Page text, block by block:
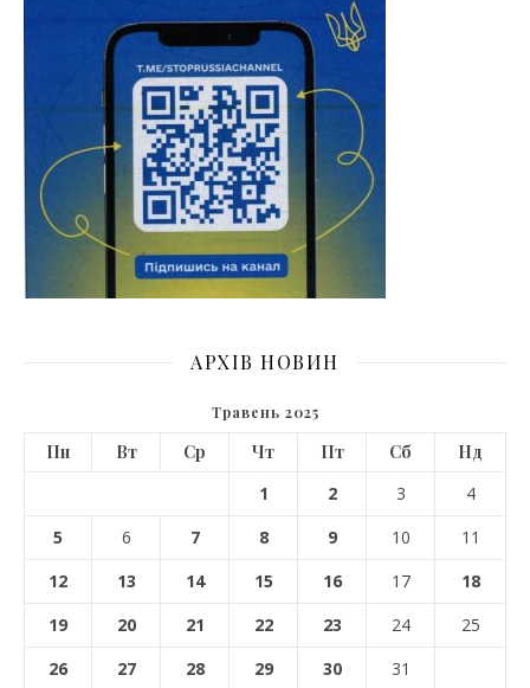
АРХІВ НОВИН
Травень 2025
Пн Вт Ср Чт Пт Сб
Нд
1
2 3
4
5
6 7 8 9 10
11
12
13 14 15 16 17
18
19
20 21 22 23 24
25
26
27 28 29 30 31